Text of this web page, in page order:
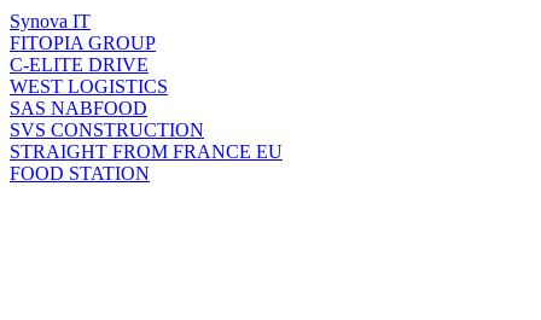
Synova IT
FITOPIA GROUP
C-ELITE DRIVE
WEST LOGISTICS
SAS NABFOOD
SVS CONSTRUCTION
STRAIGHT FROM FRANCE EU
FOOD STATION